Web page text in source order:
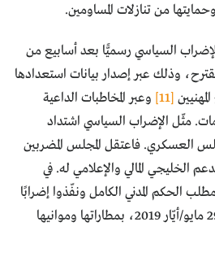
من تنازلات المساومين.
السياسي رسميًّا بعد أسابيع من
وذلك عبر إصدار بيانات استعدادها
[11]
وعبر المخاطبات الداعية
مثّل الإضراب السياسي اشتداد
العسكري. فاعتقل المجلس المضربين
الخليجي المالي والإعلامي له. في
الحكم المدني الكامل ونفّذوا إضرابًا
شلّ البلاد تمامًا يومي 28 و29 مايو/أيّار 2019، بمطاراتها وموانيها